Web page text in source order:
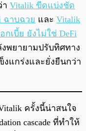
า Vitalik ขีดแบ่งชัด
ฉาบฉวย และ Vitalik
กเบี้ย ยังไม่ใช่ DeFi
งพยายามปรับทิศทาง
งแกร่งและยั่งยืนกว่า
ครั้งนี้น่าสนใจ
cascade ที่ทำให้